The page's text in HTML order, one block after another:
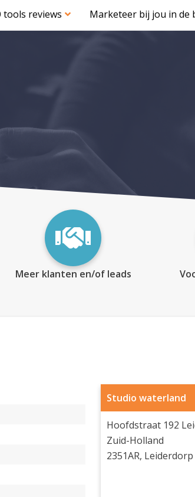
tools reviews Marketeer bij jou in de
Meer klanten en/of leads
Studio waterland
Hoofdstraat 192
Zuid-Holland
2351AR, Leiderdorp